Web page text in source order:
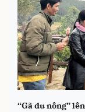
“Gã du nông”